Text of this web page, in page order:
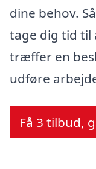
dine behov.
tage dig tid til
træffer en
udføre
Få 3 tilbud,